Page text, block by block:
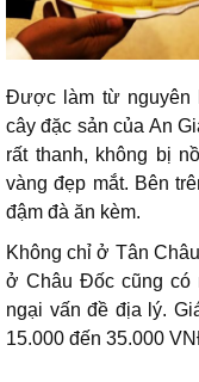
Được làm từ nguyên
cây đặc sản của An
rất thanh, không bị
vàng đẹp mắt. Bên
đậm đà ăn kèm.
Không chỉ ở Tân
ở Châu Đốc cũng có
ngại vấn đề địa lý.
15.000 đến 35.000